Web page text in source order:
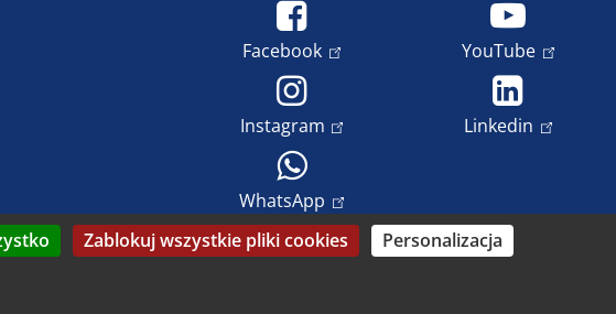
Facebook YouTube
Instagram Linkedin
WhatsApp
danych Nadruk
Prawa autorskie i prawa do wizerunku
Zablokuj wszystkie pliki cookies Personalizacja